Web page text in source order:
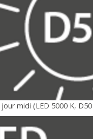
midi (LED 5000 K, D50